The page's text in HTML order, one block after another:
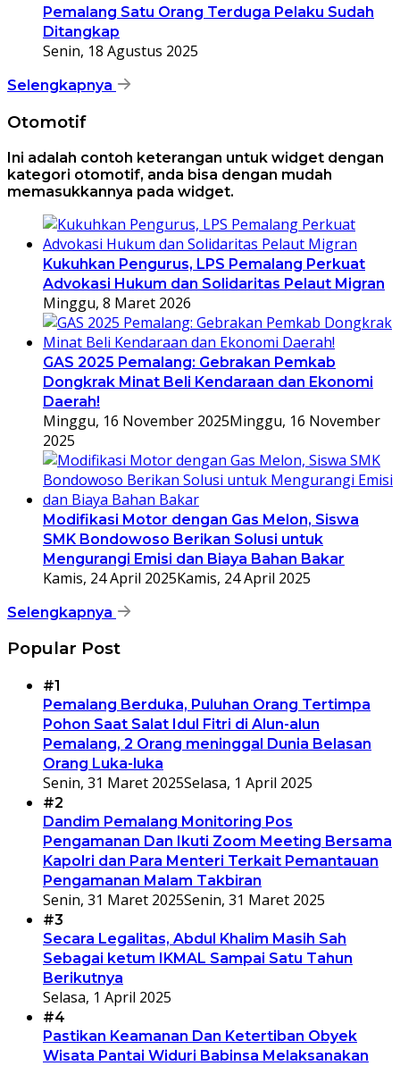
Pemalang Satu Orang Terduga Pelaku Sudah
Ditangkap
Senin, 18 Agustus 2025
Selengkapnya
Otomotif
Ini adalah contoh keterangan untuk widget dengan
kategori otomotif, anda bisa dengan mudah
memasukkannya pada widget.
Kukuhkan Pengurus, LPS Pemalang Perkuat
Advokasi Hukum dan Solidaritas Pelaut Migran
Minggu, 8 Maret 2026
GAS 2025 Pemalang: Gebrakan Pemkab
Dongkrak Minat Beli Kendaraan dan Ekonomi
Daerah!
Minggu, 16 November 2025Minggu, 16 November
2025
Modifikasi Motor dengan Gas Melon, Siswa
SMK Bondowoso Berikan Solusi untuk
Mengurangi Emisi dan Biaya Bahan Bakar
Kamis, 24 April 2025Kamis, 24 April 2025
Selengkapnya
Popular Post
#1
Pemalang Berduka, Puluhan Orang Tertimpa
Pohon Saat Salat Idul Fitri di Alun-alun
Pemalang, 2 Orang meninggal Dunia Belasan
Orang Luka-luka
Senin, 31 Maret 2025Selasa, 1 April 2025
#2
Dandim Pemalang Monitoring Pos
Pengamanan Dan Ikuti Zoom Meeting Bersama
Kapolri dan Para Menteri Terkait Pemantauan
Pengamanan Malam Takbiran
Senin, 31 Maret 2025Senin, 31 Maret 2025
#3
Secara Legalitas, Abdul Khalim Masih Sah
Sebagai ketum IKMAL Sampai Satu Tahun
Berikutnya
Selasa, 1 April 2025
#4
Pastikan Keamanan Dan Ketertiban Obyek
Wisata Pantai Widuri Babinsa Melaksanakan